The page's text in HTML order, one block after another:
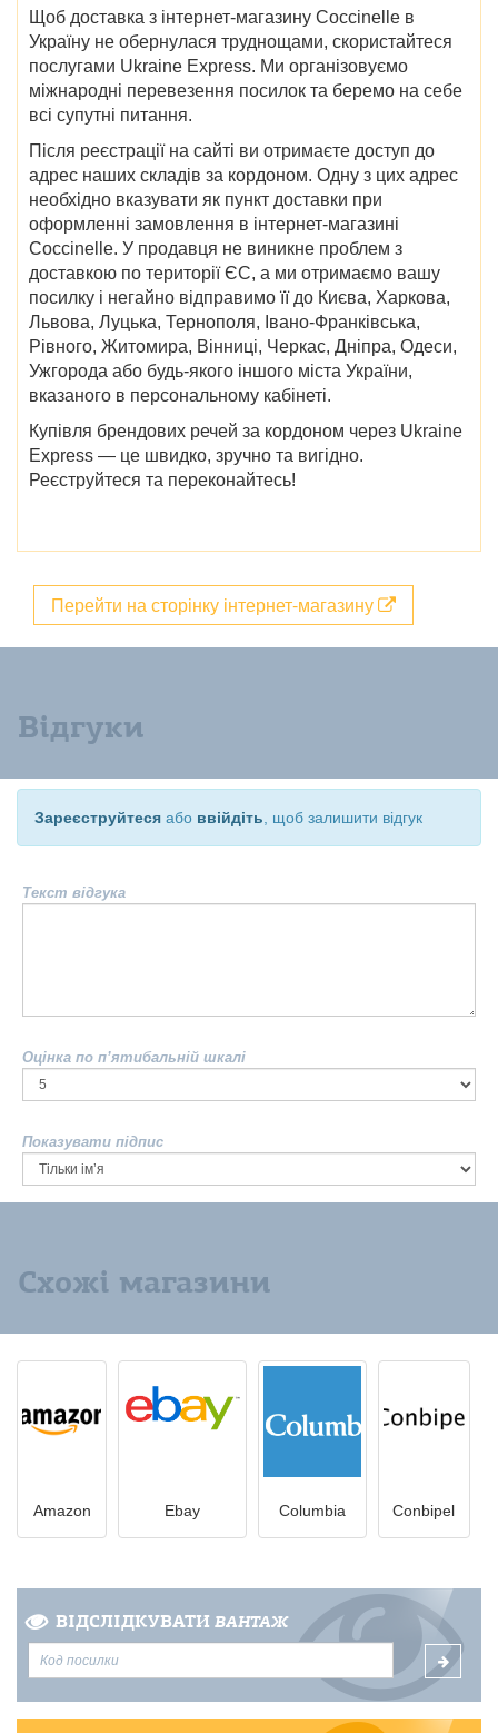
Щоб доставка з інтернет-магазину Coccinelle в
Україну не обернулася труднощами, скористайтеся
послугами Ukraine Express. Ми організовуємо
міжнародні перевезення посилок та беремо на себе
всі супутні питання.
Після реєстрації на сайті ви отримаєте доступ до
адрес наших складів за кордоном. Одну з цих адрес
необхідно вказувати як пункт доставки при
оформленні замовлення в інтернет-магазині
Coccinelle. У продавця не виникне проблем з
доставкою по території ЄС, а ми отримаємо вашу
посилку і негайно відправимо її до Києва, Харкова,
Львова, Луцька, Тернополя, Івано-Франківська,
Рівного, Житомира, Вінниці, Черкас, Дніпра, Одеси,
Ужгорода або будь-якого іншого міста України,
вказаного в персональному кабінеті.
Купівля брендових речей за кордоном через Ukraine
Express — це швидко, зручно та вигідно.
Реєструйтеся та переконайтесь!
Перейти на сторінку інтернет-магазину
Відгуки
Зареєструйтеся або ввійдіть , щоб залишити відгук
Текст відгука
Оцінка по п’ятибальній шкалі
Показувати підпис
Схожі магазини
Amazon Ebay Columbia Conbipel
ВІДСЛІДКУВАТИ ВАНТАЖ